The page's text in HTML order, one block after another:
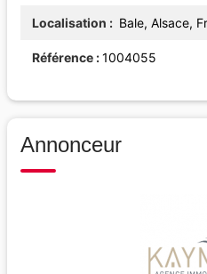
Localisation Bale, Alsace,
Référence 1004055
Annonceur